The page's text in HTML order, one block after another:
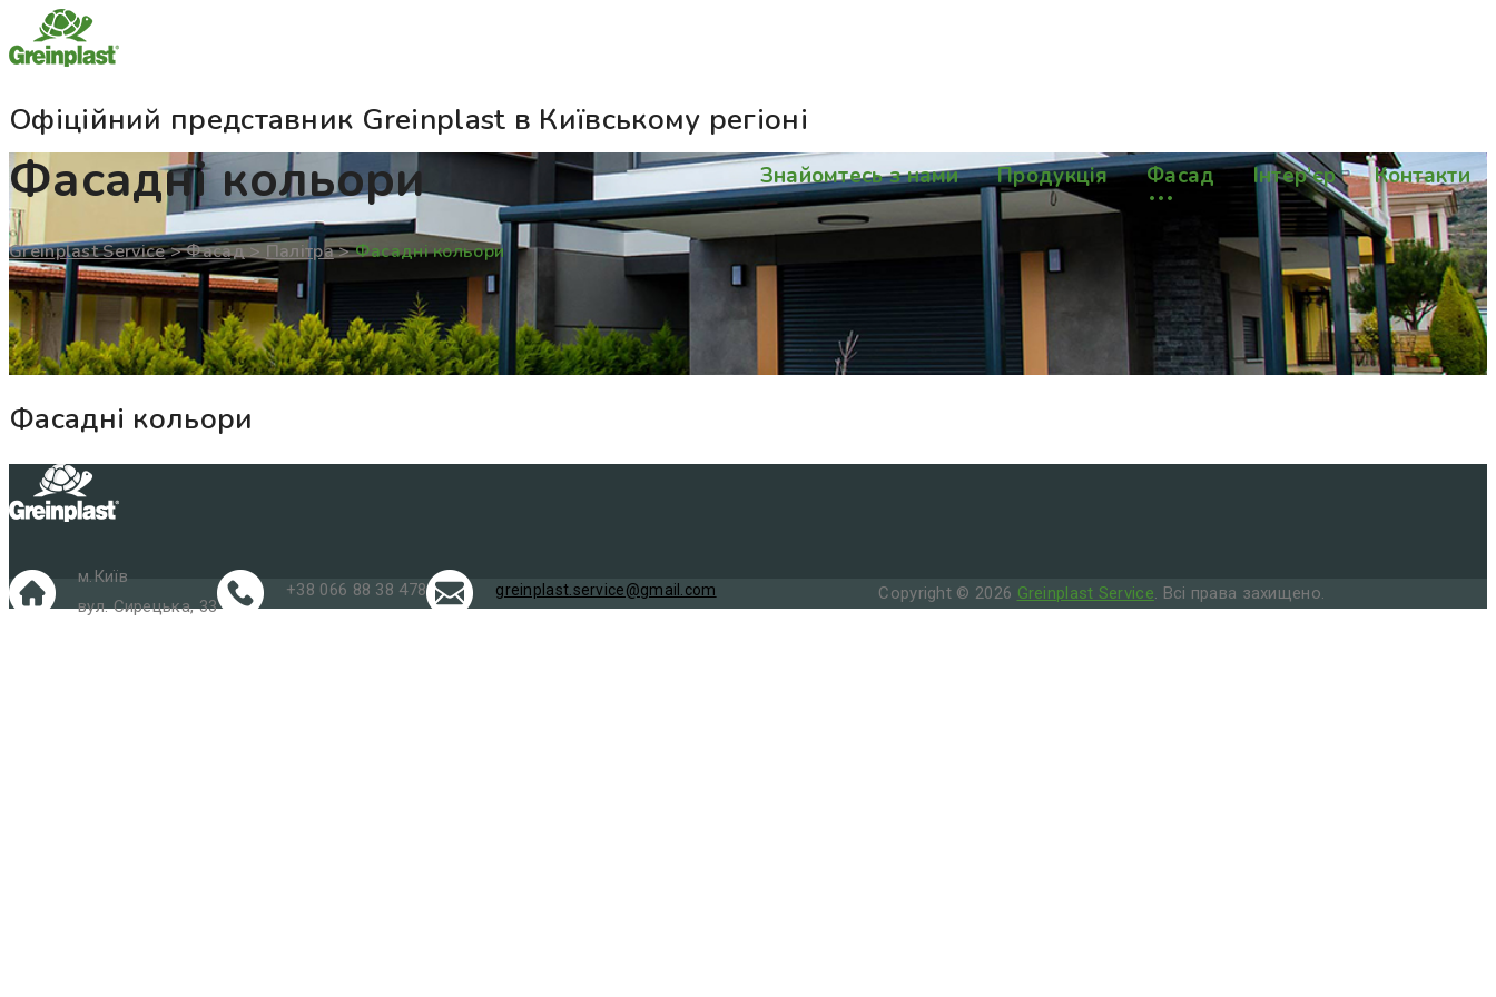
Офіційний представник Greinplast в Київському регіоні
Знайомтесь з нами Продукція Фасад Інтер’єр Контакти
Фасадні кольори
Greinplast Service>Фасад>Палітра>Фасадні кольори
Фасадні кольори
м.Київ
вул. Сирецька, 33
+38 066 88 38 478 greinplast.service@gmail.com Copyright © 2026 Greinplast Service. Всі права захищено.